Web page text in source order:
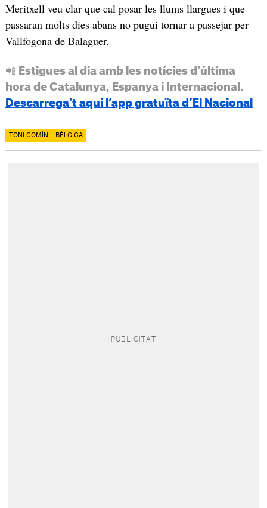
Meritxell veu clar que cal posar les llums llargues i que
passaran molts dies abans no pugui tornar a passejar per
Vallfogona de Balaguer.
📲 Estigues al dia amb les notícies d’última
hora de Catalunya, Espanya i Internacional.
Descarrega’t aquí l’app gratuïta d’El Nacional
TONI COMÍN BÈLGICA